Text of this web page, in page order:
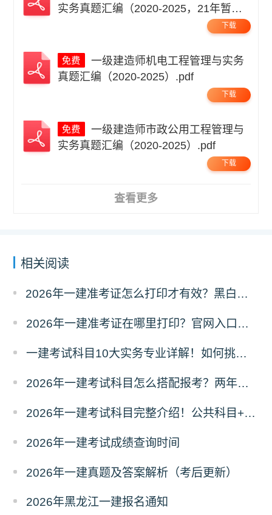
实务真题汇编（2020-2025，21年暂
下载
一级建造师机电工程管理与实务
真题汇编（2020-2025）.pdf
下载
一级建造师市政公用工程管理与
实务真题汇编（2020-2025）.pdf
下载
查看更多
相关阅读
2026年一建准考证怎么打印才有效？黑白彩打有区别吗？
2026年一建准考证在哪里打印？官网入口是什么？
一建考试科目10大实务专业详解！如何挑选？
2026年一建考试科目怎么搭配报考？两年滚动
2026年一建考试科目完整介绍！公共科目+专业科目
2026年一建考试成绩查询时间
2026年一建真题及答案解析（考后更新）
2026年黑龙江一建报名通知